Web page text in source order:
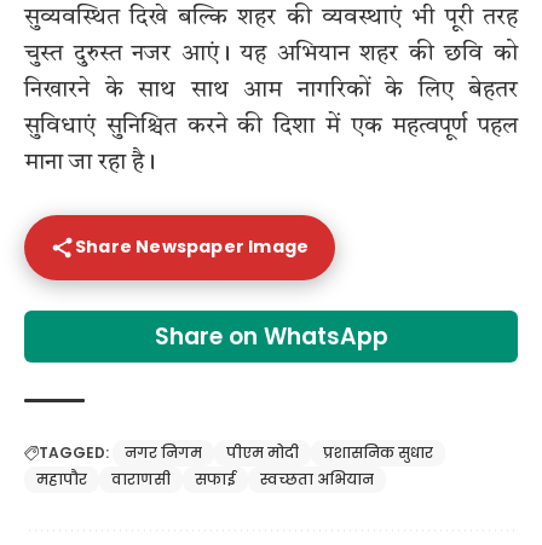
सुव्यवस्थित दिखे बल्कि शहर की व्यवस्थाएं भी पूरी तरह
चुस्त दुरुस्त नजर आएं। यह अभियान शहर की छवि को
निखारने के साथ साथ आम नागरिकों के लिए बेहतर
सुविधाएं सुनिश्चित करने की दिशा में एक महत्वपूर्ण पहल
माना जा रहा है।
Share Newspaper Image
Share on WhatsApp
TAGGED: नगर निगम पीएम मोदी
प्रशासनिक सुधार
महापौर
वाराणसी सफाई स्वच्छता अभियान